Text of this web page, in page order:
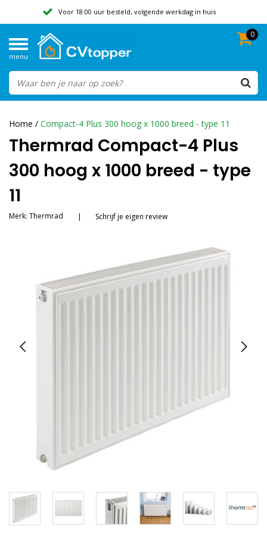
Voor 18:00 uur besteld, volgende werkdag in huis
Beoordeeld met een 9,8
menu
0
Home / Compact-4 Plus 300 hoog x 1000 breed - type 11
Thermrad Compact-4 Plus
300 hoog x 1000 breed - type
11
Merk: Thermrad | Schrijf je eigen review